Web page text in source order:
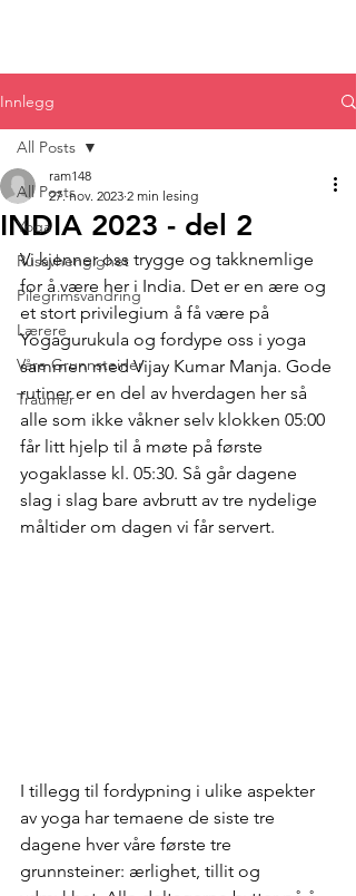
Innlegg
All Posts
Yoga
Rusavhengighet
Pilegrimsvandring
Lærere
Våre Grunnsteiner
Traumer
All Posts
INDIA 2023 - del 2
ram148
27. nov. 2023 2 min lesing
Vi kjenner oss trygge og takknemlige
for å være her i India. Det er en ære og
et stort privilegium å få være på
Yogagurukula og fordype oss i yoga
sammen med Vijay Kumar Manja. Gode
rutiner er en del av hverdagen her så
alle som ikke våkner selv klokken 05:00
får litt hjelp til å møte på første
yogaklasse kl. 05:30. Så går dagene
slag i slag bare avbrutt av tre nydelige
måltider om dagen vi får servert.
I tillegg til fordypning i ulike aspekter
av yoga har temaene de siste tre
dagene hver våre første tre
grunnsteiner: ærlighet, tillit og